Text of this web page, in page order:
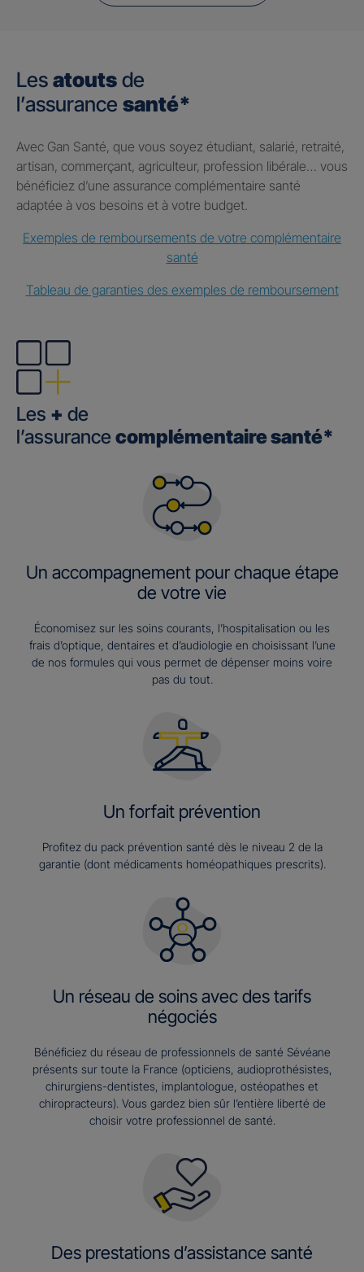
Les atouts de
l’assurance santé*
Avec Gan Santé, que vous soyez étudiant, salarié, retraité,
artisan, commerçant, agriculteur, profession libérale… vous
bénéficiez d’une assurance complémentaire santé
adaptée à vos besoins et à votre budget.
Exemples de remboursements de votre complémentaire
santé
Tableau de garanties des exemples de remboursement
Les + de
l’assurance complémentaire santé*
Un accompagnement pour chaque étape
de votre vie
Économisez sur les soins courants, l’hospitalisation ou les
frais d’optique, dentaires et d’audiologie en choisissant l’une
de nos formules qui vous permet de dépenser moins voire
pas du tout.
Un forfait prévention
Profitez du pack prévention santé dès le niveau 2 de la
garantie (dont médicaments homéopathiques prescrits).
Un réseau de soins avec des tarifs
négociés
Bénéficiez du réseau de professionnels de santé Sévéane
présents sur toute la France (opticiens, audioprothésistes,
chirurgiens-dentistes, implantologue, ostéopathes et
chiropracteurs). Vous gardez bien sûr l’entière liberté de
choisir votre professionnel de santé.
Des prestations d’assistance santé